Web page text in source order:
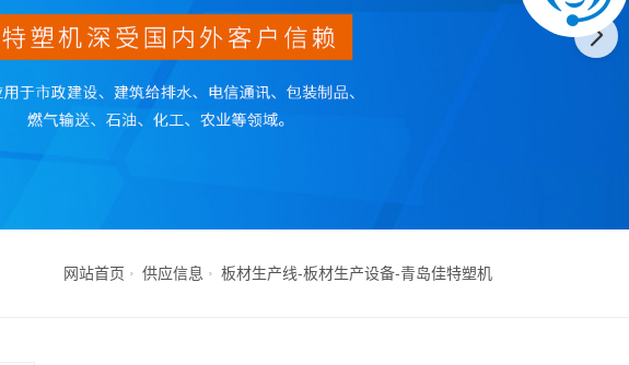
网站首页 供应信息 板材生产线-板材生产设备-青岛佳特塑机